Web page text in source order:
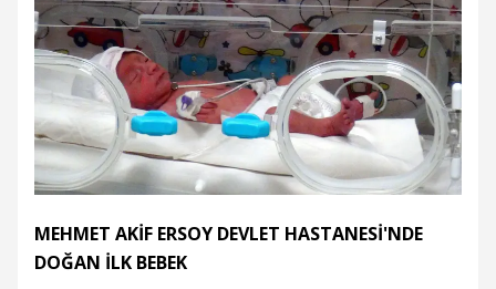
MEHMET AKİF ERSOY DEVLET HASTANESİ'NDE
DOĞAN İLK BEBEK